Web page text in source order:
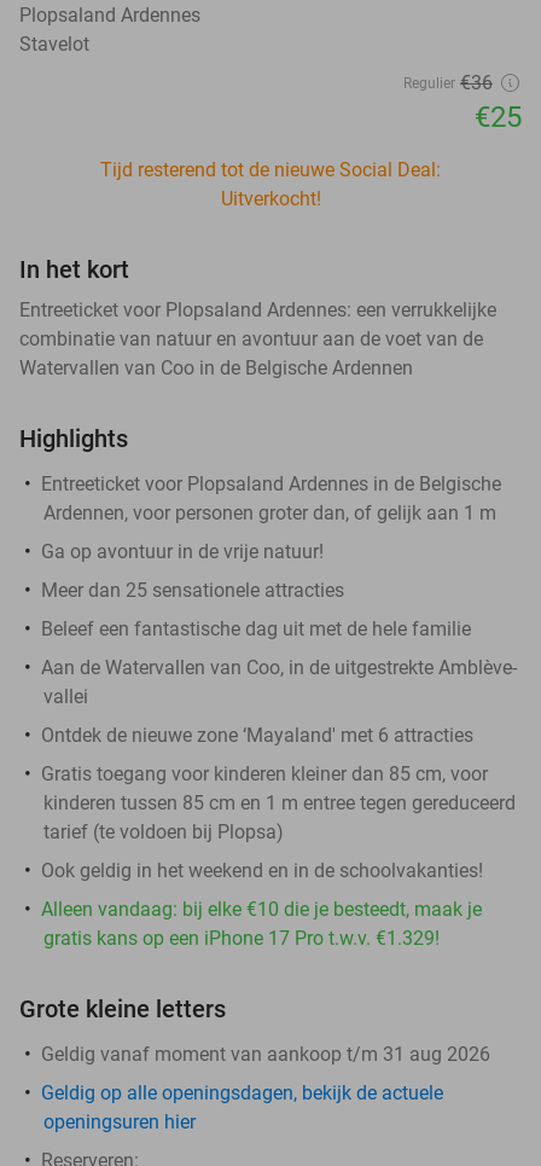
Plopsaland Ardennes
Stavelot
Regulier €36
€25
Tijd resterend tot de nieuwe Social Deal:
Uitverkocht!
In het kort
Entreeticket voor Plopsaland Ardennes: een verrukkelijke
combinatie van natuur en avontuur aan de voet van de
Watervallen van Coo in de Belgische Ardennen
Highlights
Entreeticket voor Plopsaland Ardennes in de Belgische
Ardennen, voor personen groter dan, of gelijk aan 1 m
Ga op avontuur in de vrije natuur!
Meer dan 25 sensationele attracties
Beleef een fantastische dag uit met de hele familie
Aan de Watervallen van Coo, in de uitgestrekte Amblève-
vallei
Ontdek de nieuwe zone ‘Mayaland' met 6 attracties
Gratis toegang voor kinderen kleiner dan 85 cm, voor
kinderen tussen 85 cm en 1 m entree tegen gereduceerd
tarief (te voldoen bij Plopsa)
Ook geldig in het weekend en in de schoolvakanties!
Alleen vandaag: bij elke €10 die je besteedt, maak je
gratis kans op een iPhone 17 Pro t.w.v. €1.329!
Grote kleine letters
Geldig vanaf moment van aankoop t/m 31 aug 2026
Geldig op alle openingsdagen, bekijk de actuele
openingsuren hier
Reserveren: